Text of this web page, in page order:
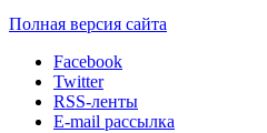
Полная версия сайта
Facebook
Twitter
RSS-ленты
E-mail рассылка